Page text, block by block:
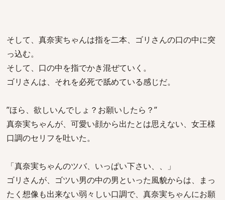
そして、真奈実ちゃんは指を二本、ゴリさんの口の中に突
っ込む。
そして、口の中を指でかき混ぜていく。
ゴリさんは、それを必死で舐めている感じだ。
”ほら、欲しいんでしょ？お願いしたら？”
真奈実ちゃんが、可愛い顔から出たとは思えない、女王様
口調のセリフを吐いた。
「真奈実ちゃんのツバ、いっぱい下さい、、」
ゴリさんが、ゴツい男の中の男といった風貌からは、まっ
たく想像も出来ない弱々しい口調で、真奈実ちゃんにお願